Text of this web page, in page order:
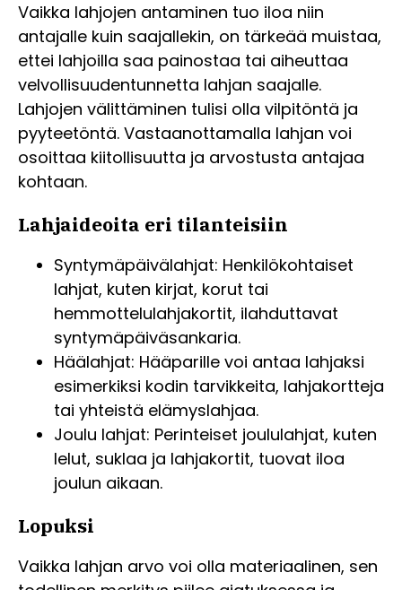
Vaikka lahjojen antaminen tuo iloa niin
antajalle kuin saajallekin, on tärkeää muistaa,
ettei lahjoilla saa painostaa tai aiheuttaa
velvollisuudentunnetta lahjan saajalle.
Lahjojen välittäminen tulisi olla vilpitöntä ja
pyyteetöntä. Vastaanottamalla lahjan voi
osoittaa kiitollisuutta ja arvostusta antajaa
kohtaan.
Lahjaideoita eri tilanteisiin
Syntymäpäivälahjat: Henkilökohtaiset
lahjat, kuten kirjat, korut tai
hemmottelulahjakortit, ilahduttavat
syntymäpäiväsankaria.
Häälahjat: Hääparille voi antaa lahjaksi
esimerkiksi kodin tarvikkeita, lahjakortteja
tai yhteistä elämyslahjaa.
Joulu lahjat: Perinteiset joululahjat, kuten
lelut, suklaa ja lahjakortit, tuovat iloa
joulun aikaan.
Lopuksi
Vaikka lahjan arvo voi olla materiaalinen, sen